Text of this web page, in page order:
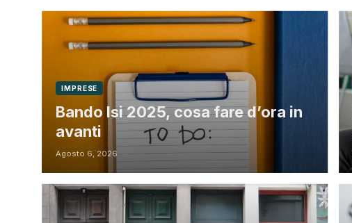
IMPRESE
Bando Isi 2025, cosa fare d’ora in
avanti
Agosto 6, 2026